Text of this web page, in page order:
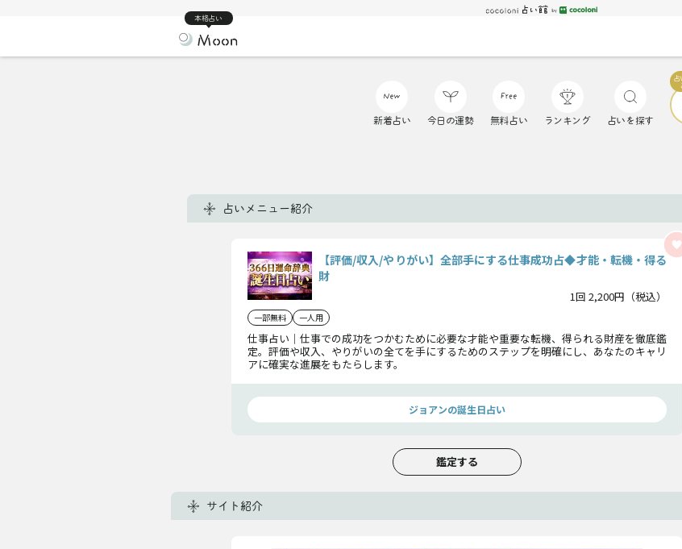
本格占い
新着占い 今日の運勢 無料占い ランキング 占いを探す
占いメニュー紹介
【評価/収入/やりがい】全部手にする仕事成功占◆才能・転機・得る
財
1回 2,200円（税込）
一部無料 一人用
仕事占い｜仕事での成功をつかむために必要な才能や重要な転機、得られる財産を徹底鑑
定。評価や収入、やりがいの全てを手にするためのステップを明確にし、あなたのキャリ
アに確実な進展をもたらします。
ジョアンの誕生日占い
鑑定する
サイト紹介